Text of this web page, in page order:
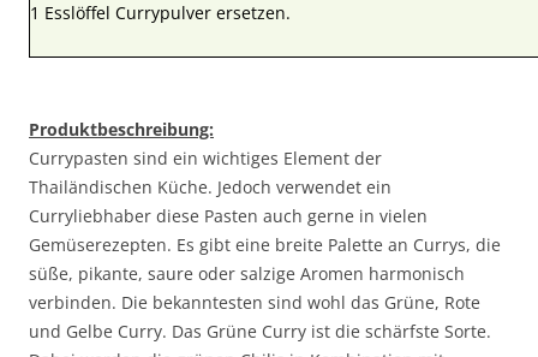
1 Esslöffel Currypulver ersetzen.
Produktbeschreibung:
Currypasten sind ein wichtiges Element der
Thailändischen Küche. Jedoch verwendet ein
Curryliebhaber diese Pasten auch gerne in vielen
Gemüserezepten. Es gibt eine breite Palette an Currys, die
süße, pikante, saure oder salzige Aromen harmonisch
verbinden. Die bekanntesten sind wohl das Grüne, Rote
und Gelbe Curry. Das Grüne Curry ist die schärfste Sorte.